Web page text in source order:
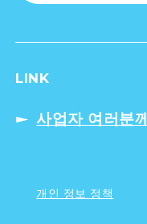
LINK
사업자 여러분께
개인 정보 정책